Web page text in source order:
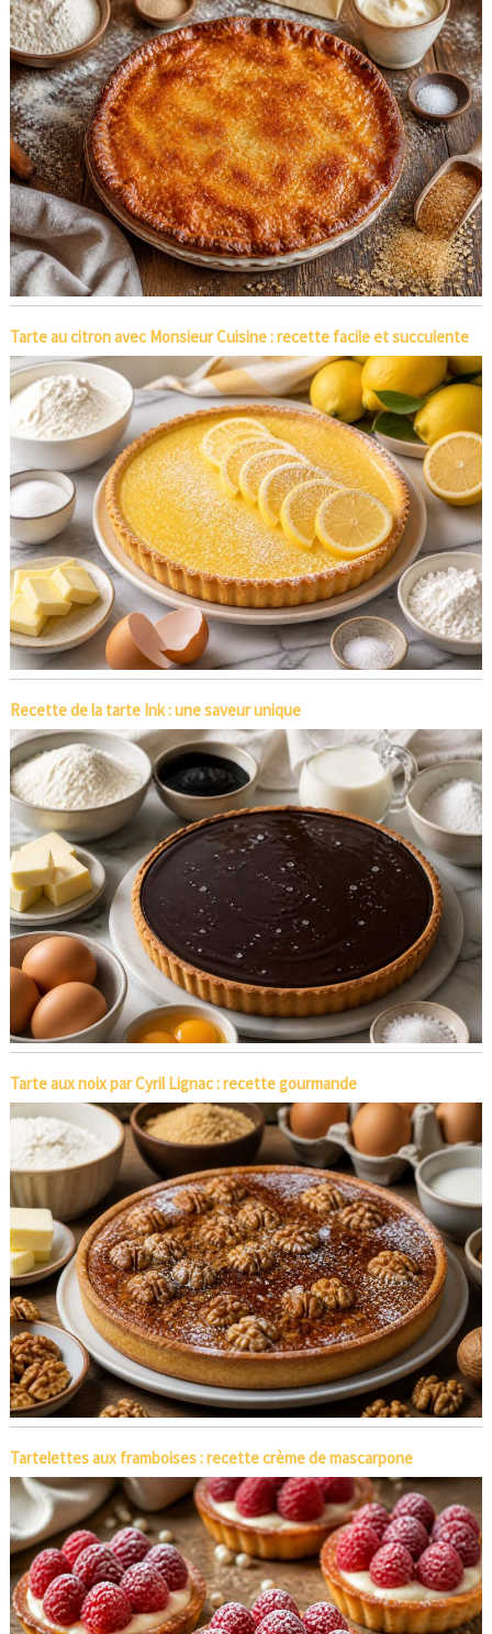
Tarte au citron avec Monsieur Cuisine : recette facile et succulente
Recette de la tarte Ink : une saveur unique
Tarte aux noix par Cyril Lignac : recette gourmande
Tartelettes aux framboises : recette crème de mascarpone